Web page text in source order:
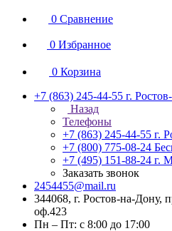
0 Сравнение
0 Избранное
0 Корзина
+7 (863) 245-44-55 г.
Назад
Телефоны
+7 (863) 245-44-55 г.
+7 (800) 775-08-24
+7 (495) 151-88-24 г.
Заказать звонок
2454455@mail.ru
344068, г. Ростов-на-Дону,
оф.423
Пн – Пт: с 8:00 до 17:00